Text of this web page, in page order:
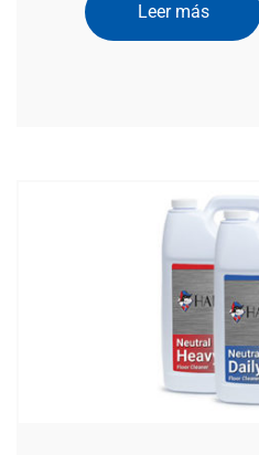
Leer más